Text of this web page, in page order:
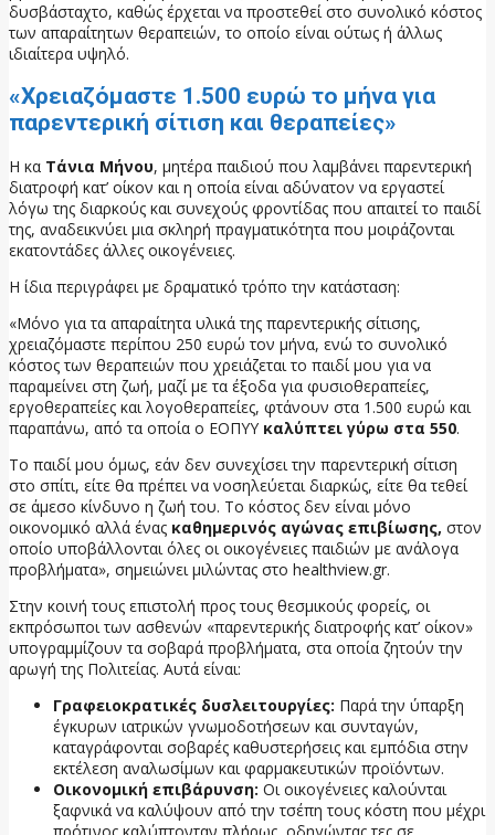
δυσβάσταχτο, καθώς έρχεται να προστεθεί στο συνολικό κόστος
των απαραίτητων θεραπειών, το οποίο είναι ούτως ή άλλως
ιδιαίτερα υψηλό.
«Χρειαζόμαστε 1.500 ευρώ το μήνα για
παρεντερική σίτιση και θεραπείες»
Η κα Τάνια Μήνου, μητέρα παιδιού που λαμβάνει παρεντερική
διατροφή κατ’ οίκον και η οποία είναι αδύνατον να εργαστεί
λόγω της διαρκούς και συνεχούς φροντίδας που απαιτεί το παιδί
της, αναδεικνύει μια σκληρή πραγματικότητα που μοιράζονται
εκατοντάδες άλλες οικογένειες.
Η ίδια περιγράφει με δραματικό τρόπο την κατάσταση:
«Μόνο για τα απαραίτητα υλικά της παρεντερικής σίτισης,
χρειαζόμαστε περίπου 250 ευρώ τον μήνα, ενώ το συνολικό
κόστος των θεραπειών που χρειάζεται το παιδί μου για να
παραμείνει στη ζωή, μαζί με τα έξοδα για φυσιοθεραπείες,
εργοθεραπείες και λογοθεραπείες, φτάνουν στα 1.500 ευρώ και
παραπάνω, από τα οποία ο ΕΟΠΥΥ καλύπτει γύρω στα 550.
Το παιδί μου όμως, εάν δεν συνεχίσει την παρεντερική σίτιση
στο σπίτι, είτε θα πρέπει να νοσηλεύεται διαρκώς, είτε θα τεθεί
σε άμεσο κίνδυνο η ζωή του. Το κόστος δεν είναι μόνο
οικονομικό αλλά ένας καθημερινός αγώνας επιβίωσης, στον
οποίο υποβάλλονται όλες οι οικογένειες παιδιών με ανάλογα
προβλήματα», σημειώνει μιλώντας στο healthview.gr.
Στην κοινή τους επιστολή προς τους θεσμικούς φορείς, οι
εκπρόσωποι των ασθενών «παρεντερικής διατροφής κατ’ οίκον»
υπογραμμίζουν τα σοβαρά προβλήματα, στα οποία ζητούν την
αρωγή της Πολιτείας. Αυτά είναι:
Γραφειοκρατικές δυσλειτουργίες: Παρά την ύπαρξη
έγκυρων ιατρικών γνωμοδοτήσεων και συνταγών,
καταγράφονται σοβαρές καθυστερήσεις και εμπόδια στην
εκτέλεση αναλωσίμων και φαρμακευτικών προϊόντων.
Οικονομική επιβάρυνση: Οι οικογένειες καλούνται
ξαφνικά να καλύψουν από την τσέπη τους κόστη που μέχρι
πρότινος καλύπτονταν πλήρως, οδηγώντας τες σε